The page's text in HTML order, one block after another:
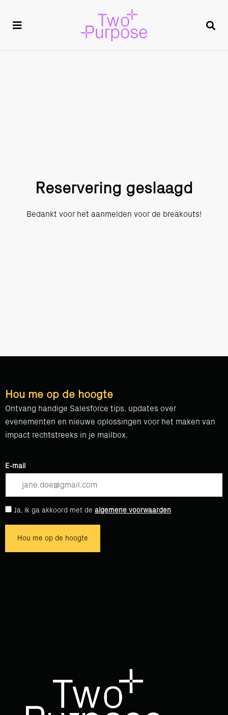
Reservering geslaagd
Bedankt voor het aanmelden voor de breakouts!
Hou me op de hoogte
Ontvang handige Salesforce tips, updates over
evenementen en nieuwe oplossingen voor het maken van
impact rechtstreeks in je mailbox.
E-mail
Ja, ik ga akkoord met de algemene voorwaarden
Hou me op de hoogte